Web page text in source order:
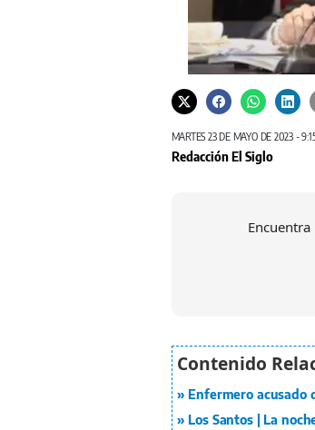
Jueza Baloiza Marquinez.
MARTES 23 DE MAYO DE 2023 -
Redacción El Siglo
Enfermero acusado
Los Santos | La